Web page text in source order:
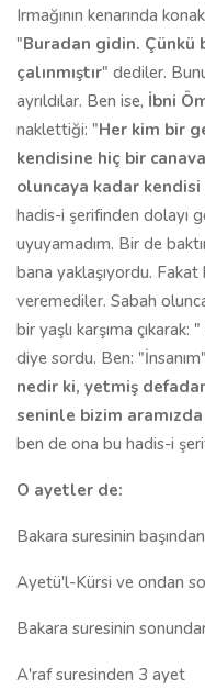
Irmağının kenarında
"Buradan gidin. Çünkü
çalınmıştır" dediler.
ayrıldılar. Ben ise, İbni
naklettiği: "Her kim bir
kendisine hiç bir
oluncaya kadar
hadis-i şerifinden dolayı
uyuyamadım. Bir de
bana yaklaşıyordu.
veremediler. Sabah
bir yaşlı karşıma çıkarak:
diye sordu. Ben:
nedir ki, yetmiş
seninle bizim
ben de ona bu hadis-i
O ayetler de:
Bakara suresinin
Ayetü'l-Kürsi ve ondan
Bakara suresinin
A'raf suresinden 3 ayet